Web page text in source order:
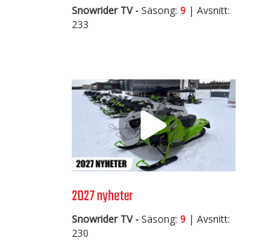
Snowrider TV - Säsong: 9 | Avsnitt:
233
2027 nyheter
Snowrider TV - Säsong: 9 | Avsnitt:
230